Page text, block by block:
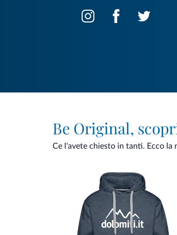
Be Original,
Ce l'avete chiesto in tanti. Ecco